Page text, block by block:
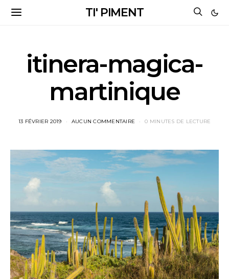
TI' PIMENT
itinera-magica-
martinique
13 FÉVRIER 2019 AUCUN COMMENTAIRE 0 MINUTES DE LECTURE